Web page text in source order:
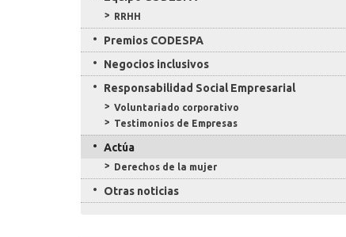
RRHH
Premios CODESPA
Negocios inclusivos
Responsabilidad Social Empresarial
Voluntariado corporativo
Testimonios de Empresas
Actúa
Derechos de la mujer
Otras noticias